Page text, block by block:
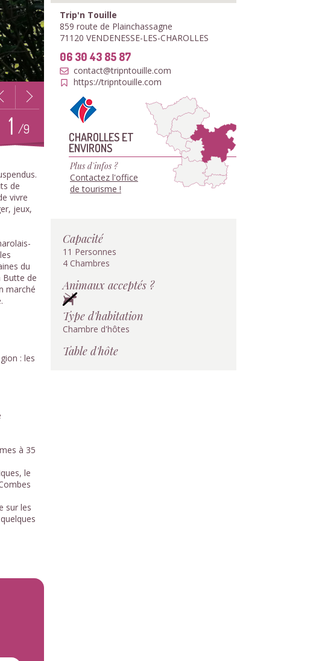
1 /9
de
vivre
jeux,
du
Butte de
marché
: les
à 35
le
sur les
Trip'n Touille
859 route de Plainchassagne
71120 VENDENESSE-LES-CHAROLLES
06 30 43 85 87
contact@tripntouille.com
https://tripntouille.com
CHAROLLES ET
ENVIRONS
Plus d'infos ?
Contactez l'office
de tourisme !
Capacité
11 Personnes
4 Chambres
Animaux acceptés ?
Type d'habitation
Chambre d'hôtes
Table d'hôte